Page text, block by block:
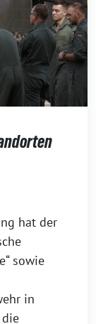
hat der
sowie
in